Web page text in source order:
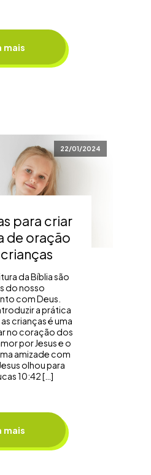
mais
22/01/2024
para criar
de oração
da Bíblia são
do nosso
com Deus.
a prática
crianças é uma
no coração dos
por Jesus e o
amizade com
olhou para
10:42 […]
mais